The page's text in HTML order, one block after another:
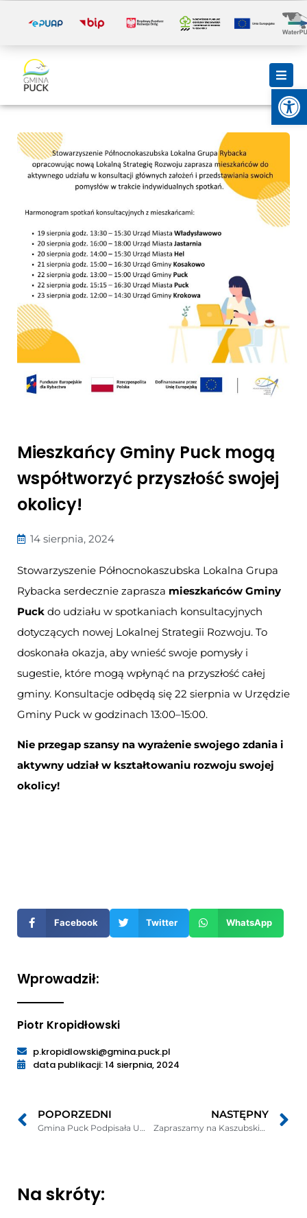
Mieszkańcy Gminy Puck mogą
współtworzyć przyszłość swojej
okolicy!
14 sierpnia, 2024
Stowarzyszenie Północnokaszubska Lokalna Grupa
Rybacka serdecznie zaprasza mieszkańców Gminy
Puck do udziału w spotkaniach konsultacyjnych
dotyczących nowej Lokalnej Strategii Rozwoju. To
doskonała okazja, aby wnieść swoje pomysły i
sugestie, które mogą wpłynąć na przyszłość całej
gminy. Konsultacje odbędą się 22 sierpnia w Urzędzie
Gminy Puck w godzinach 13:00–15:00.
Nie przegap szansy na wyrażenie swojego zdania i
aktywny udział w kształtowaniu rozwoju swojej
okolicy!
nowym
oknie
Facebook Twitter WhatsApp
Wprowadził:
Piotr Kropidłowski
p.kropidlowski@gmina.puck.pl
data publikacji: 14 sierpnia, 2024
POPORZEDNI
Gmina Puck Podpisała Umowę na Rozwój Edukacji: Ponad 5 Milionów Złotych na Szkoły Podstawowe!
NASTĘPNY
Zapraszamy na Kaszubskie Dożynki Gminy Puck w Starzynie 2024
Na skróty: